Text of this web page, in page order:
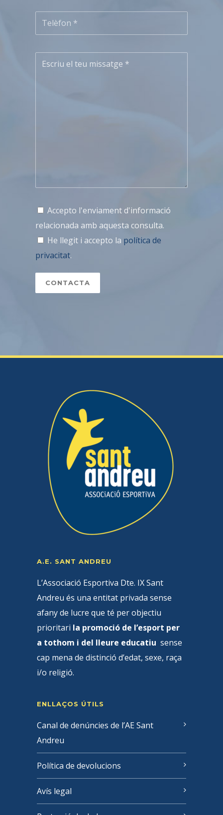
Accepto l'enviament d'informació
relacionada amb aquesta consulta.
He llegit i accepto la política de
privacitat.
A.E. SANT ANDREU
L’Associació Esportiva Dte. IX Sant
Andreu és una entitat privada sense
afany de lucre que té per objectiu
prioritari la promoció de l’esport per
a tothom i del lleure educatiu sense
cap mena de distinció d’edat, sexe, raça
i/o religió.
ENLLAÇOS ÚTILS
Canal de denúncies de l’AE Sant
Andreu
Política de devolucions
Avís legal